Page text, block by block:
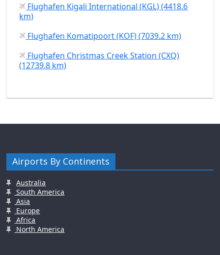
Flughafen Kigali International (KGL) (4418.6
km)
Flughafen Komatipoort (KOF) (7039.2 km)
Flughafen Christmas Creek Station (CXQ)
(12739.8 km)
Airports By Continents
Australia
South America
Asia
Europe
Africa
North America